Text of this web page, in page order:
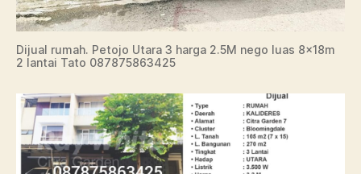
Dijual rumah. Petojo Utara 3 harga 2.5M nego luas 8x18m
2 lantai Tato 087875863425